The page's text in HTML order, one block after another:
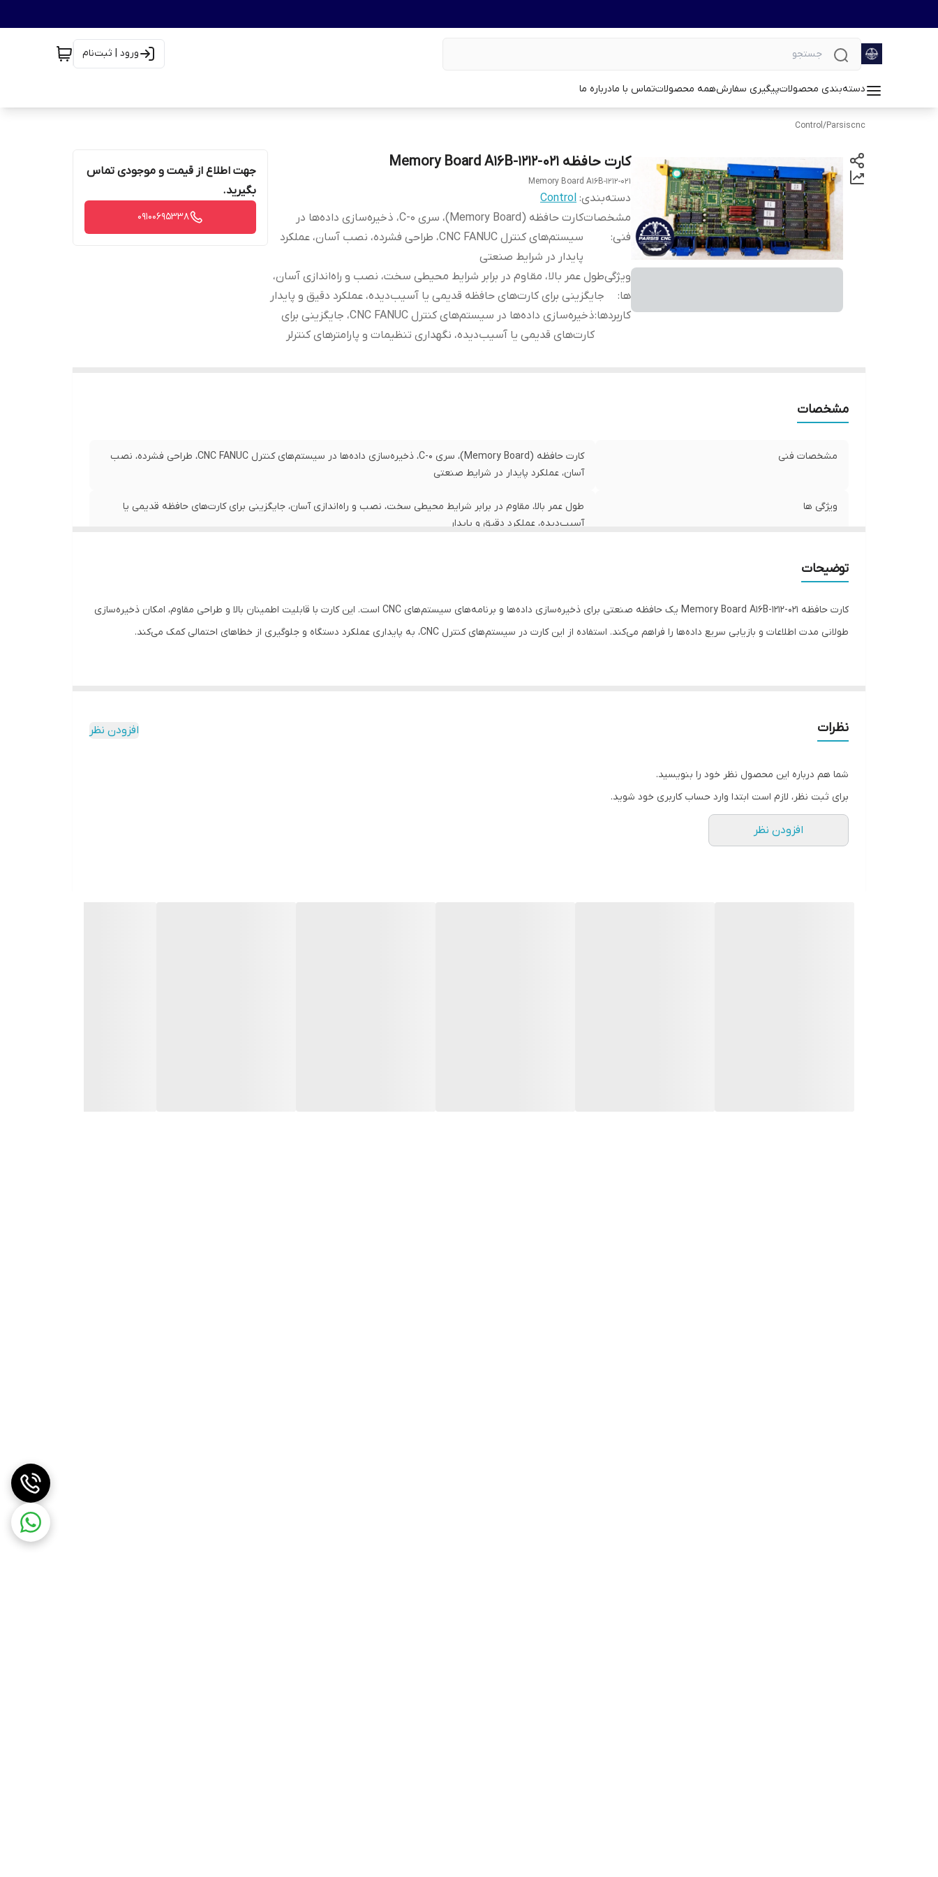
ورود | ثبت‌نام
دسته‌بندی محصولاتپیگیری سفارشهمه محصولاتتماس با مادرباره ما
Parsiscnc
/
Control
کارت حافظه Memory Board A16B-1212-021
Memory Board A16B-1212-021
دسته‌بندی:
Control
مشخصات
فنی:
کارت حافظه (Memory Board)، سری 0-C، ذخیره‌سازی داده‌ها در
سیستم‌های کنترل CNC FANUC، طراحی فشرده، نصب آسان، عملکرد
پایدار در شرایط صنعتی
ویژگی
ها:
طول عمر بالا، مقاوم در برابر شرایط محیطی سخت، نصب و راه‌اندازی آسان،
جایگزینی برای کارت‌های حافظه قدیمی یا آسیب‌دیده، عملکرد دقیق و پایدار
کاربردها:
ذخیره‌سازی داده‌ها در سیستم‌های کنترل CNC FANUC، جایگزینی برای
کارت‌های قدیمی یا آسیب‌دیده، نگهداری تنظیمات و پارامترهای کنترلر
جهت اطلاع از قیمت و موجودی تماس
بگیرید.
09100695338
مشخصات
مشخصات فنی
کارت حافظه (Memory Board)، سری 0-C، ذخیره‌سازی داده‌ها در سیستم‌های کنترل CNC FANUC، طراحی فشرده، نصب
آسان، عملکرد پایدار در شرایط صنعتی
ویژگی ها
طول عمر بالا، مقاوم در برابر شرایط محیطی سخت، نصب و راه‌اندازی آسان، جایگزینی برای کارت‌های حافظه قدیمی یا
آسیب‌دیده، عملکرد دقیق و پایدار
توضیحات
کارت حافظه Memory Board A16B-1212-021 یک حافظه صنعتی برای ذخیره‌سازی داده‌ها و برنامه‌های سیستم‌های CNC است. این کارت با قابلیت اطمینان بالا و طراحی مقاوم، امکان ذخیره‌سازی
طولانی مدت اطلاعات و بازیابی سریع داده‌ها را فراهم می‌کند. استفاده از این کارت در سیستم‌های کنترل CNC، به پایداری عملکرد دستگاه و جلوگیری از خطاهای احتمالی کمک می‌کند.
نظرات افزودن نظر
شما هم درباره این محصول نظر خود را بنویسید.
برای ثبت نظر، لازم است ابتدا وارد حساب کاربری خود شوید.
افزودن نظر